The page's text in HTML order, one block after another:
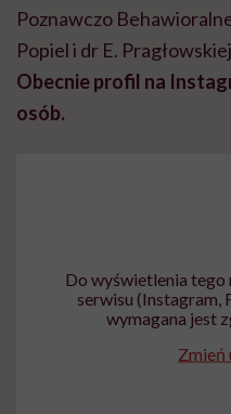
Poznawczo
Popiel i dr E.
Obecnie profil na
osób.
Do wyświetlenia tego
serwisu (Instagram,
wymagana jest
Zmień